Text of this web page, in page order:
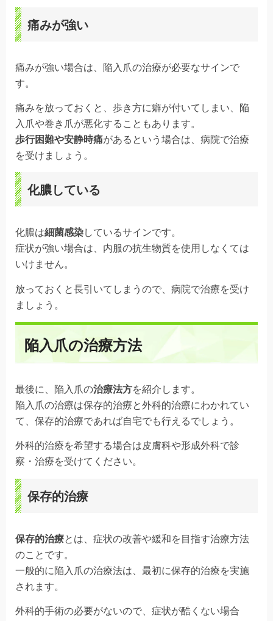
痛みが強い
痛みが強い場合は、陥入爪の治療が必要なサインで
す。
痛みを放っておくと、歩き方に癖が付いてしまい、陥
入爪や巻き爪が悪化することもあります。
歩行困難や安静時痛があるという場合は、病院で治療
を受けましょう。
化膿している
化膿は細菌感染しているサインです。
症状が強い場合は、内服の抗生物質を使用しなくては
いけません。
放っておくと長引いてしまうので、病院で治療を受け
ましょう。
陥入爪の治療方法
最後に、陥入爪の治療法方を紹介します。
陥入爪の治療は保存的治療と外科的治療にわかれてい
て、保存的治療であれば自宅でも行えるでしょう。
外科的治療を希望する場合は皮膚科や形成外科で診
察・治療を受けてください。
保存的治療
保存的治療とは、症状の改善や緩和を目指す治療方法
のことです。
一般的に陥入爪の治療法は、最初に保存的治療を実施
されます。
外科的手術の必要がないので、症状が酷くない場合